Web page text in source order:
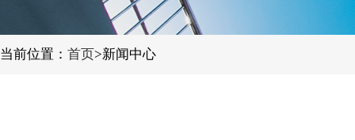
当前位置： 首页>新闻中心